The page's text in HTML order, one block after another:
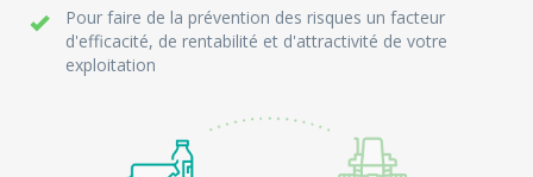
Pour faire de la prévention des risques un facteur
d'efficacité, de rentabilité et d'attractivité de votre
exploitation